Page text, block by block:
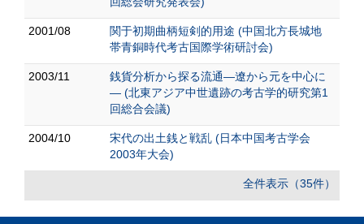
2001/08
関于初期曲柄短剣的用途 (中国北方長城地
帯青銅時代考古国際学術研討会)
2003/11
銭貨分析から探る流通―遼から元を中心に
― (北東アジア中世遺跡の考古学的研究第1
回総合会議)
2004/10
宋代の出土銭と戦乱 (日本中国考古学会
2003年大会)
全件表示（35件）